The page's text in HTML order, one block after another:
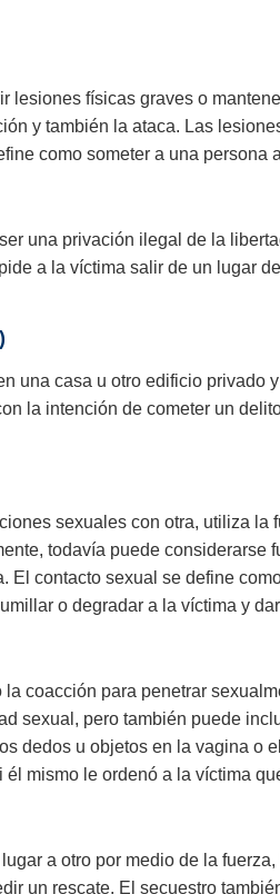
lesiones físicas graves o
y también la ataca. Las
como someter a una persona
una privación ilegal de la
a la víctima salir de un lugar
una casa u otro edificio
la intención de cometer un
sexuales con otra, utiliza
todavía puede
contacto sexual se define
o degradar a la víctima y
coacción para penetrar
sexual, pero también puede
dedos u objetos en la vagina o
mismo le ordenó a la víctima
a otro por medio de la
un rescate. El secuestro